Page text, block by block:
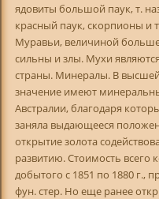
ядовиты большой паук, т.
красный паук, скорпионы и
Муравьи, величиной
сильны и злы. Мухи
страны. Минералы. В
значение имеют
Австралии, благодаря
заняла выдающееся
открытие золота
развитию. Стоимость всего
добытого с 1851 по 1880 г.,
фун. стер. Но еще ранее